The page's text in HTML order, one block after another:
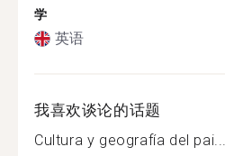
学
英语
我喜欢谈论的话题
Cultura y geografía del pai...